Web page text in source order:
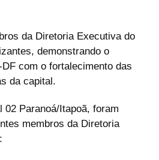
da Diretoria Executiva do
demonstrando o
com o fortalecimento das
da capital.
02 Paranoá/Itapoã, foram
membros da Diretoria